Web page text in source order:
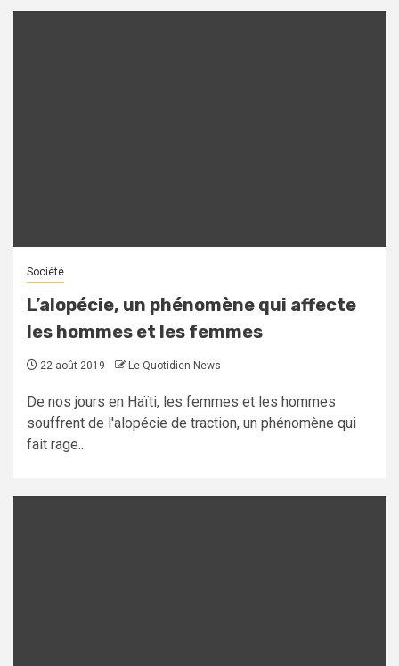
Société
L’alopécie, un phénomène qui affecte
les hommes et les femmes
22 août 2019 Le Quotidien News
De nos jours en Haïti, les femmes et les hommes
souffrent de l'alopécie de traction, un phénomène qui
fait rage...